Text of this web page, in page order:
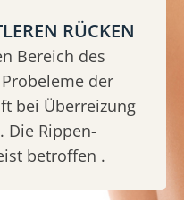
RÜCKEN
Bereich des
der
bei Überreizung
Die Rippen-
betroffen .